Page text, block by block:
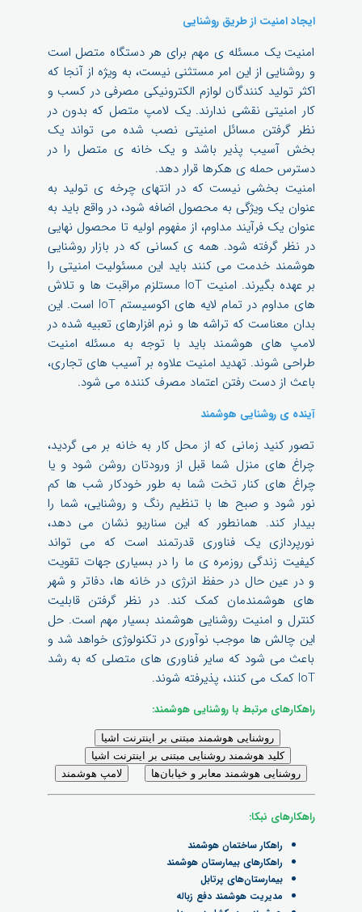
ایجاد امنیت از طریق روشنایی
امنیت یک مسئله ی مهم برای هر دستگاه متصل است
و روشنایی از این امر مستثنی نیست، به ویژه از آنجا که
اکثر تولید کنندگان لوازم الکترونیکی مصرفی در کسب و
کار امنیتی نقشی ندارند. یک لامپ متصل که بدون در
نظر گرفتن مسائل امنیتی نصب شده می تواند یک
بخش آسیب پذیر باشد و یک خانه ی متصل را در
دسترس حمله ی هکرها قرار دهد.
امنیت بخشی نیست که در انتهای چرخه ی تولید به
عنوان یک ویژگی به محصول اضافه شود، در واقع باید به
عنوان یک فرآیند مداوم، از مفهوم اولیه تا محصول نهایی
در نظر گرفته شود. همه ی کسانی که در بازار روشنایی
هوشمند خدمت می کنند باید این مسئولیت امنیتی را
بر عهده بگیرند. امنیت IoT مستلزم مراقبت ها و تلاش
های مداوم در تمام لایه های اکوسیستم IoT است. این
بدان معناست که تراشه ها و نرم افزارهای تعبیه شده در
لامپ های هوشمند باید با توجه به مسئله امنیت
طراحی شوند. تهدید امنیت علاوه بر آسیب های تجاری،
باعث از دست رفتن اعتماد مصرف کننده می شود.
آینده ی روشنایی هوشمند
تصور کنید زمانی که از محل کار به خانه بر می گردید،
چراغ های منزل شما قبل از ورودتان روشن شود و یا
چراغ های کنار تخت شما به طور خودکار شب ها کم
نور شود و صبح ها با تنظیم رنگ و روشنایی، شما را
بیدار کند. همانطور که این سناریو نشان می دهد،
نورپردازی یک فناوری قدرتمند است که می تواند
کیفیت زندگی روزمره ی ما را در بسیاری جهات تقویت
و در عین حال در حفظ انرژی در خانه ها، دفاتر و شهر
های هوشمندمان کمک کند. در نظر گرفتن قابلیت
کنترل و امنیت روشنایی هوشمند بسیار مهم است. حل
این چالش ها موجب نوآوری در تکنولوژی خواهد شد و
باعث می شود که سایر فناوری های متصلی که به رشد
IoT کمک می کنند، پذیرفته شوند.
راهکارهای مرتبط با روشنایی هوشمند:
راهکارهای نبکا:
راهکار ساختمان هوشمند
راهکارهای بیمارستان هوشمند
بیمارستان‌های پرتابل
مدیریت هوشمند دفع زباله